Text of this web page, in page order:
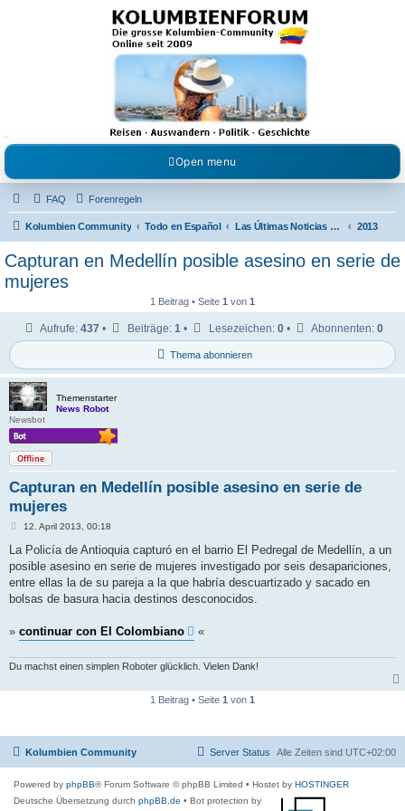
Kolumbienforum - Das
grosse Forum der
Freunde Kolumbiens
Reisen, Auswandern, Kultur, Politik, Geschichte und Visum in Kolumbien und Venezuela.
Austausch, Erfahrungen und Gemeinschaft im Kolumbienforum
Open menu
FAQ Forenregeln
Kolumbien Community Todo en Español Las Últimas Noticias en Español 2013
Capturan en Medellín posible asesino en serie de
mujeres
1 Beitrag • Seite 1 von 1
Thema abonnieren
Aufrufe: 437 • Beiträge: 1 • Lesezeichen: 0 • Abonnenten: 0
Themenstarter
News Robot
Newsbot
Offline
Capturan en Medellín posible asesino en serie de
mujeres
B
i
r
a
12. April 2013, 00:18
La Policía de Antioquia capturó en el barrio El Pedregal de Medellín, a un
posible asesino en serie de mujeres investigado por seis desapariciones,
entre ellas la de su pareja a la que habría descuartizado y sacado en
bolsas de basura hacia destinos desconocidos.
» continuar con El Colombiano «
Du machst einen simplen Roboter glücklich. Vielen Dank!
1 Beitrag • Seite 1 von 1
Kolumbien Community Alle Zeiten sind UTC+02:00
Server Status
Powered by phpBB® Forum Software © phpBB Limited • Hostet by HOSTINGER
Deutsche Übersetzung durch phpBB.de • Bot protection by